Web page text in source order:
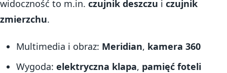
widoczność to m.in. czujnik deszczu i czujnik
zmierzchu.
Multimedia i obraz: Meridian, kamera 360
Wygoda: elektryczna klapa, pamięć foteli